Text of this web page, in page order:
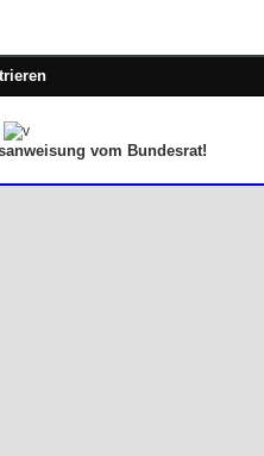
vom Bundesrat!